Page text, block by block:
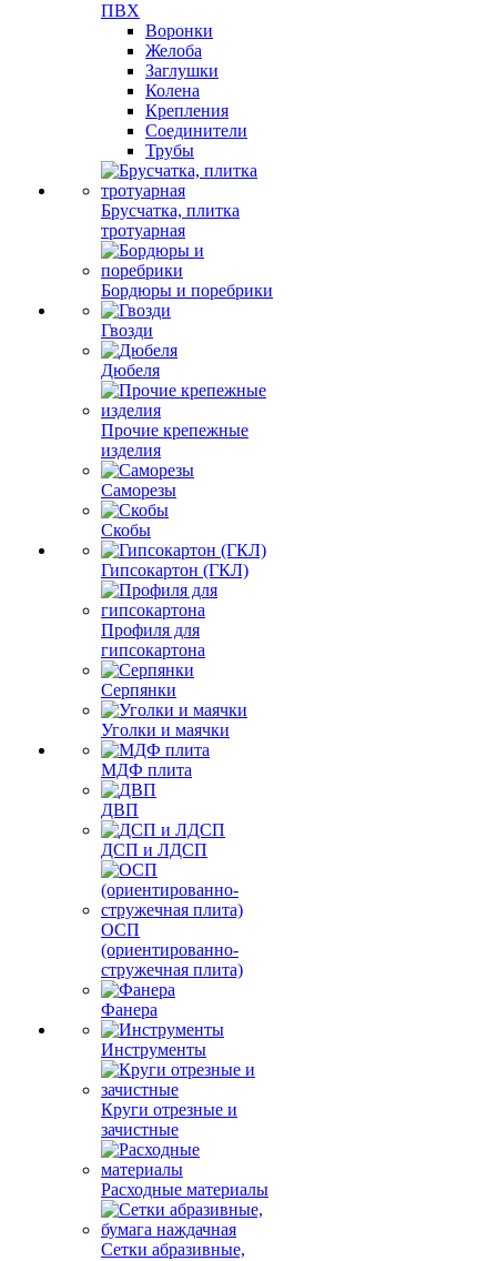
ПВХ
Воронки
Желоба
Заглушки
Колена
Крепления
Соединители
Трубы
Брусчатка, плитка
тротуарная
Бордюры и поребрики
Гвозди
Дюбеля
Прочие крепежные
изделия
Саморезы
Скобы
Гипсокартон (ГКЛ)
Профиля для
гипсокартона
Серпянки
Уголки и маячки
МДФ плита
ДВП
ДСП и ЛДСП
ОСП
(ориентированно-
стружечная плита)
Фанера
Инструменты
Круги отрезные и
зачистные
Расходные материалы
Сетки абразивные,